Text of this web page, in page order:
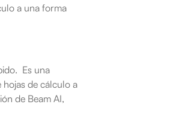
a una forma
Es una
de cálculo a
de Beam AI,